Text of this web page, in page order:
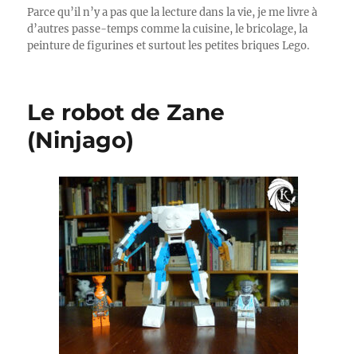
Parce qu’il n’y a pas que la lecture dans la vie, je me livre à
d’autres passe-temps comme la cuisine, le bricolage, la
peinture de figurines et surtout les petites briques Lego.
Le robot de Zane
(Ninjago)